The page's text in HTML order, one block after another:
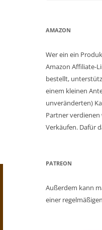
AMAZON
Wer ein ein
Amazon Affiliate-
bestellt,
einem kleinen
unveränderten)
Partner
Verkäufen. Dafür
PATREON
Außerdem kann
einer